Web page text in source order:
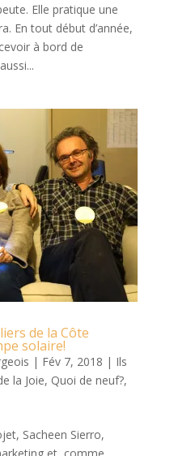
Elle pratique une
En tout début d’année,
à bord de
de la Côte
solaire!
| Fév 7, 2018 | Ils
la Joie, Quoi de neuf?,
Sacheen Sierro,